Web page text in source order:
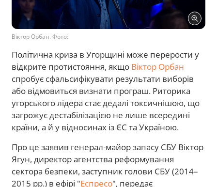
Віктор Орбан. Фото:
Політична криза в Угорщині може перерости у
відкрите протистояння, якщо Віктор Орбан
спробує сфальсифікувати результати виборів
або відмовиться визнати програш. Риторика
угорського лідера стає дедалі токсичнішою, що
загрожує дестабілізацією не лише всередині
країни, а й у відносинах із ЄС та Україною.
Про це заявив генерал-майор запасу СБУ Віктор
Ягун, директор агентства реформування
сектора безпеки, заступник голови СБУ (2014–
2015 рр.) в ефірі "Еспресо", передає